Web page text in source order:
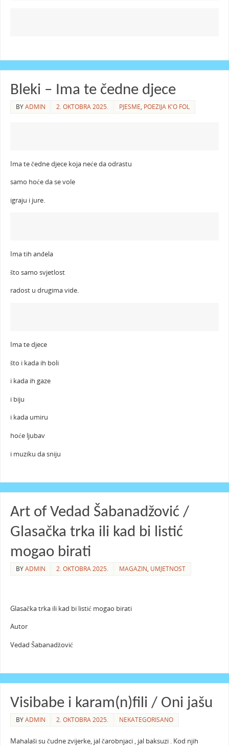
Bleki – Ima te čedne djece
BYADMIN 2. OKTOBRA 2025. PJESME, POEZIJA K'O FOL
Ima te čedne djece koja neće da odrastu
samo hoće da se vole
igraju i jure.
Ima tih anđela
što samo svjetlost
radost u drugima vide.
Ima te djece
što i kada ih boli
i kada ih gaze
i biju
i kada umiru
hoće ljubav
i muziku da sniju
Art of Vedad Šabanadžović /
Glasačka trka ili kad bi listić
mogao birati
BYADMIN 2. OKTOBRA 2025. MAGAZIN, UMJETNOST
Glasačka trka ili kad bi listić mogao birati
Autor
Vedad Šabanadžović
Visibabe i karam(n)fili / Oni jašu
BYADMIN 2. OKTOBRA 2025. NEKATEGORISANO
Mahalaši su čudne zvijerke, jal čarobnjaci , jal baksuzi . Kod njih